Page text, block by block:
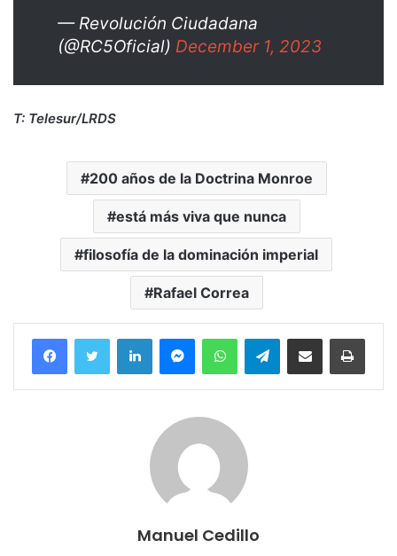
— Revolución Ciudadana
(@RC5Oficial) December 1, 2023
T: Telesur/LRDS
200 años de la Doctrina Monroe
está más viva que nunca
filosofía de la dominación imperial
Rafael Correa
FacebookTwitter LinkedInMessengerWhatsAppTelegramCompartir por correo electrónico
Manuel Cedillo